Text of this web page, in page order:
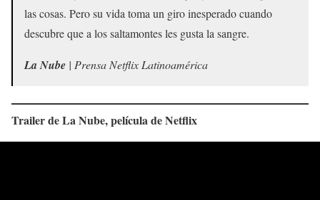
las cosas. Pero su vida toma un giro inesperado cuando
descubre que a los saltamontes les gusta la sangre.
La Nube | Prensa Netflix Latinoamérica
Trailer deLa Nube, película de Netflix